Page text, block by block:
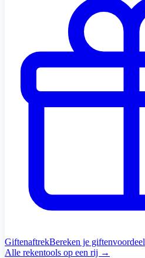
GiftenaftrekBereken je giftenvoordeel
Alle rekentools op een rij →